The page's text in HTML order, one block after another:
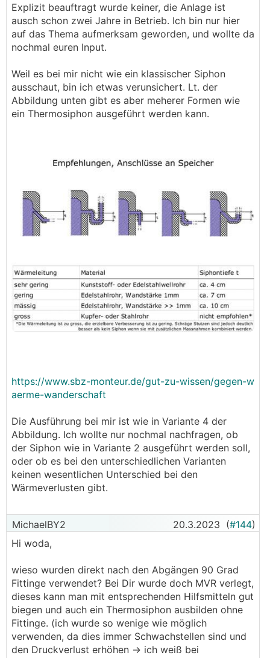
Explizit beauftragt wurde keiner, die Anlage ist
ausch schon zwei Jahre in Betrieb. Ich bin nur hier
auf das Thema aufmerksam geworden, und wollte da
nochmal euren Input.
Weil es bei mir nicht wie ein klassischer Siphon
ausschaut, bin ich etwas verunsichert. Lt. der
Abbildung unten gibt es aber meherer Formen wie
ein Thermosiphon ausgeführt werden kann.
https://www.sbz-monteur.de/gut-zu-wissen/gegen-w
aerme-wanderschaft
Die Ausführung bei mir ist wie in Variante 4 der
Abbildung. Ich wollte nur nochmal nachfragen, ob
der Siphon wie in Variante 2 ausgeführt werden soll,
oder ob es bei den unterschiedlichen Varianten
keinen wesentlichen Unterschied bei den
Wärmeverlusten gibt.
MichaelBY2 20.3.2023 (#144)
Hi woda,
wieso wurden direkt nach den Abgängen 90 Grad
Fittinge verwendet? Bei Dir wurde doch MVR verlegt,
dieses kann man mit entsprechenden Hilfsmitteln gut
biegen und auch ein Thermosiphon ausbilden ohne
Fittinge. (ich wurde so wenige wie möglich
verwenden, da dies immer Schwachstellen sind und
den Druckverlust erhöhen -> ich weiß bei